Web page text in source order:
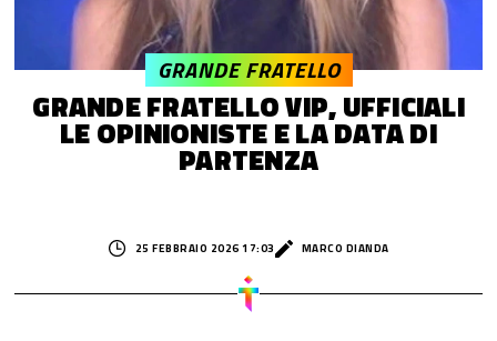
GRANDE FRATELLO VIP, UFFICIALI
LE OPINIONISTE E LA DATA DI
PARTENZA
GRANDE FRATELLO
25 FEBBRAIO 2026 17:03 MARCO DIANDA